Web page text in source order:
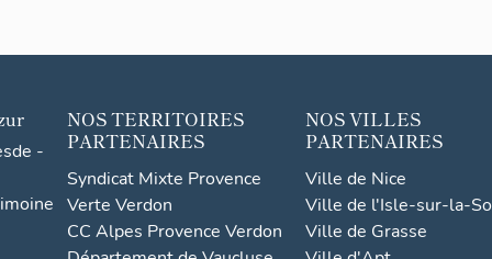
-
NOS TERRITOIRES
PARTENAIRES
Syndicat Mixte Provence
Verte Verdon
CC Alpes Provence Verdon
NOS VILLES
PARTENAIRES
Ville de Nice
Ville de l'Isle-sur-la-
Ville de Grasse